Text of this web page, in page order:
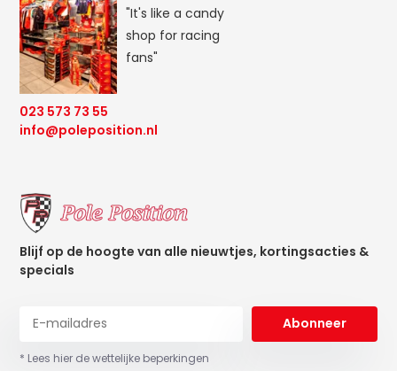
"It's like a candy
shop for racing
fans"
023 573 73 55
info@poleposition.nl
Blijf op de hoogte van alle nieuwtjes, kortingsacties &
specials
Abonneer
* Lees hier de wettelijke beperkingen